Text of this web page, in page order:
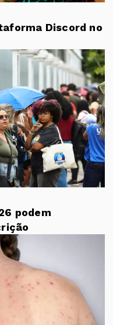
Discord no
podem